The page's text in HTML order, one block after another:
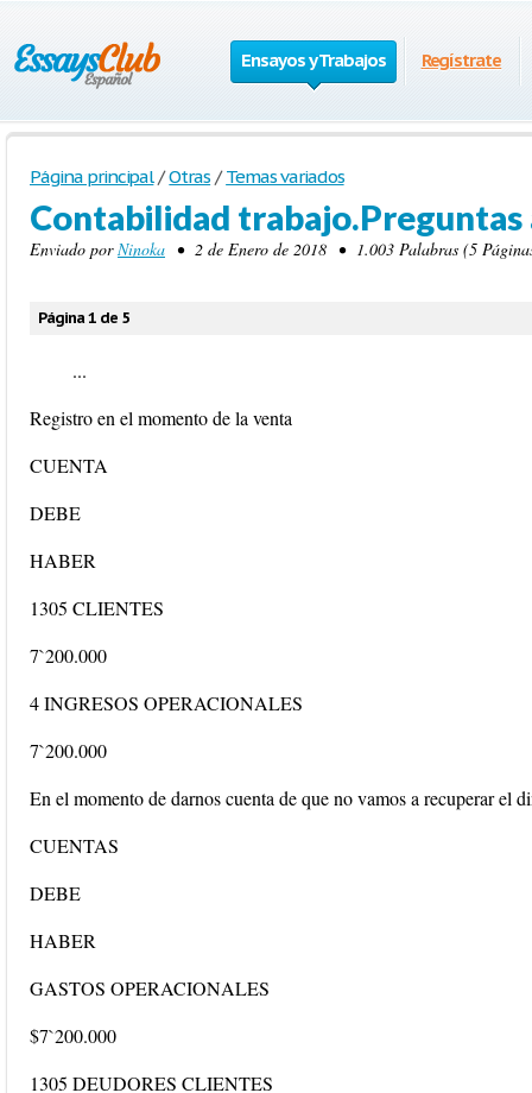
Ensayos y Trabajos Regístrate
Página principal / Otras / Temas variados
Contabilidad trabajo.Preguntas
Enviado porNinoka • 2 de Enero de 2018 • 1.003 Palabras (5
Página 1 de 5
...
Registro en el momento de la venta
CUENTA
DEBE
HABER
1305 CLIENTES
7`200.000
4 INGRESOS OPERACIONALES
7`200.000
En el momento de darnos cuenta de que no vamos a recuperar el
CUENTAS
DEBE
HABER
GASTOS OPERACIONALES
$7`200.000
1305 DEUDORES CLIENTES